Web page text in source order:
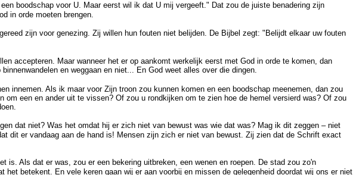
boodschap voor U. Maar eerst wil ik dat U mij vergeeft." Dat zou de juiste benadering zijn
in orde moeten brengen.
zijn voor genezing. Zij willen hun fouten niet belijden. De Bijbel zegt: "Belijdt elkaar uw fouten
accepteren. Maar wanneer het er op aankomt werkelijk eerst met God in orde te komen, dan
en weggaan en niet... En God weet alles over die dingen.
innemen. Als ik maar voor Zijn troon zou kunnen komen en een boodschap meenemen, dan zou
een en ander uit te vissen? Of zou u rondkijken om te zien hoe de hemel versierd was? Of zou
dat niet? Was het omdat hij er zich niet van bewust was wie dat was? Mag ik dit zeggen – niet
dit er vandaag aan de hand is! Mensen zijn zich er niet van bewust. Zij zien dat de Schrift exact
Als dat er was, zou er een bekering uitbreken, een wenen en roepen. De stad zou zo'n
betekent. En vele keren gaan wij er aan voorbij en missen de gelegenheid doordat wij ons er niet